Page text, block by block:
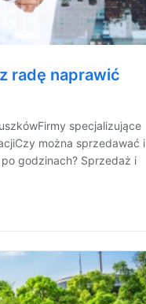
radę naprawić
specjalizujące
można sprzedawać i
godzinach? Sprzedaż i